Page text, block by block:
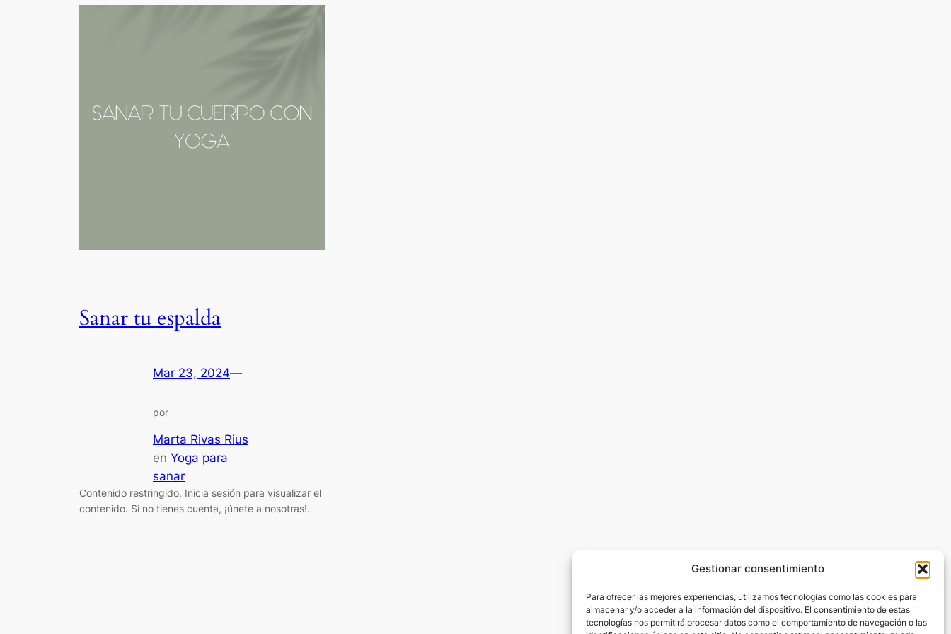
Gestionar consentimiento
Para ofrecer las mejores experiencias, utilizamos tecnologías como las cookies para
almacenar y/o acceder a la información del dispositivo. El consentimiento de estas
tecnologías nos permitirá procesar datos como el comportamiento de navegación o las
Sanar tu espalda
Mar 23, 2024—
por
Marta Rivas Rius
en Yoga para
sanar
Contenido restringido. Inicia sesión para visualizar el
contenido. Si no tienes cuenta, ¡únete a nosotras!.